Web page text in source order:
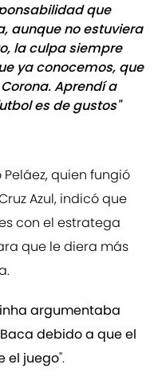
que
aunque no estuviera
la culpa siempre
ya conocemos, que
Aprendí a
es de gustos"
quien fungió
Azul, indicó que
con el estratega
que le diera más
argumentaba
debido a que el
el juego".